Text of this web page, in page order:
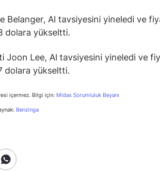
Belanger, Al tavsiyesini yineledi ve
dolara yükseltti.
Joon Lee, Al tavsiyesini yineledi ve
dolara yükseltti.
içermez. Bilgi için: Midas Sorumluluk Beyanı
Benzinga